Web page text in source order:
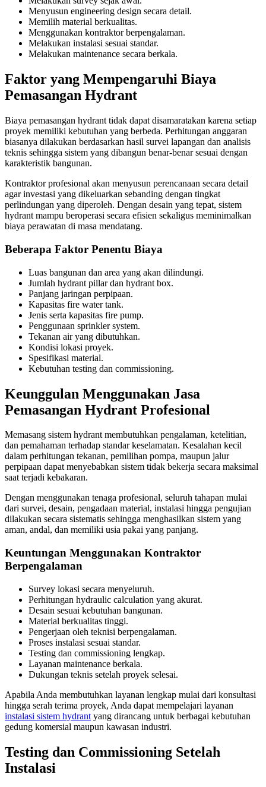
Menyusun engineering design secara detail.
Memilih material berkualitas.
Menggunakan kontraktor berpengalaman.
Melakukan instalasi sesuai standar.
Melakukan maintenance secara berkala.
Faktor yang Mempengaruhi Biaya
Pemasangan Hydrant
Biaya pemasangan hydrant tidak dapat disamaratakan karena setiap
proyek memiliki kebutuhan yang berbeda. Perhitungan anggaran
biasanya dilakukan berdasarkan hasil survei lapangan dan analisis
teknis sehingga sistem yang dibangun benar-benar sesuai dengan
karakteristik bangunan.
Kontraktor profesional akan menyusun perencanaan secara detail
agar investasi yang dikeluarkan sebanding dengan tingkat
perlindungan yang diperoleh. Dengan desain yang tepat, sistem
hydrant mampu beroperasi secara efisien sekaligus meminimalkan
biaya perawatan di masa mendatang.
Beberapa Faktor Penentu Biaya
Luas bangunan dan area yang akan dilindungi.
Jumlah hydrant pillar dan hydrant box.
Panjang jaringan perpipaan.
Kapasitas fire water tank.
Jenis serta kapasitas fire pump.
Penggunaan sprinkler system.
Tekanan air yang dibutuhkan.
Kondisi lokasi proyek.
Spesifikasi material.
Kebutuhan testing dan commissioning.
Keunggulan Menggunakan Jasa
Pemasangan Hydrant Profesional
Memasang sistem hydrant membutuhkan pengalaman, ketelitian,
dan pemahaman terhadap standar keselamatan. Kesalahan kecil
dalam perhitungan tekanan, pemilihan pompa, maupun jalur
perpipaan dapat menyebabkan sistem tidak bekerja secara maksimal
saat terjadi kebakaran.
Dengan menggunakan tenaga profesional, seluruh tahapan mulai
dari survei, desain, pengadaan material, instalasi hingga pengujian
dilakukan secara sistematis sehingga menghasilkan sistem yang
aman, andal, dan memiliki usia pakai yang panjang.
Keuntungan Menggunakan Kontraktor
Berpengalaman
Survey lokasi secara menyeluruh.
Perhitungan hydraulic calculation yang akurat.
Desain sesuai kebutuhan bangunan.
Material berkualitas tinggi.
Pengerjaan oleh teknisi berpengalaman.
Proses instalasi sesuai standar.
Testing dan commissioning lengkap.
Layanan maintenance berkala.
Dukungan teknis setelah proyek selesai.
Apabila Anda membutuhkan layanan lengkap mulai dari konsultasi
hingga serah terima proyek, Anda dapat mempelajari layanan
instalasi sistem hydrant yang dirancang untuk berbagai kebutuhan
gedung komersial maupun kawasan industri.
Testing dan Commissioning Setelah
Instalasi